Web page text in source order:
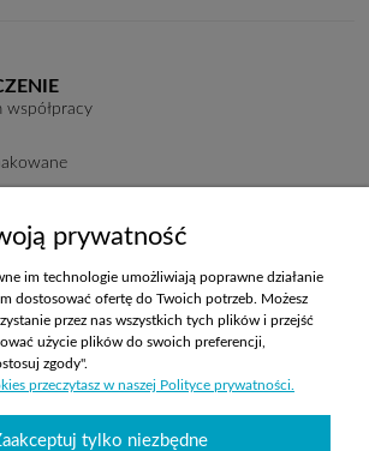
współpracy
indywidualnie
ZAKUPY
POMOC
prywatność
im technologie umożliwiają poprawne działanie
dostosować ofertę do Twoich potrzeb. Możesz
przez nas wszystkich tych plików i przejść
użycie plików do swoich preferencji,
zgody".
przeczytasz w naszej Polityce prywatności.
tylko niezbędne